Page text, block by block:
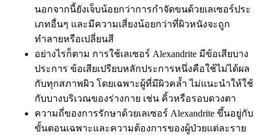
นอกจากนี้ยังเจ็บน้อยกว่าการกำจัดขนด้วยเลเซอร์ประ
เภทอื่นๆ และมีความเสี่ยงน้อยกว่าที่ผิวหนังจะถูก
ทำลายหรือเปลี่ยนสี
อย่างไรก็ตาม การใช้เลเซอร์ Alexandrite มีข้อเสียบาง
ประการ ข้อเสียเปรียบหลักประการหนึ่งคือใช้ไม่ได้ผล
กับทุกสภาพผิว โดยเฉพาะผู้ที่มีผิวคล้ำ ไม่แนะนำให้ใช้
กับบางบริเวณของร่างกาย เช่น คิ้วหรือรอบดวงตา
ความถี่ของการรักษาด้วยเลเซอร์ Alexandrite ขึ้นอยู่กับ
ขั้นตอนเฉพาะและความต้องการของผู้ป่วยแต่ละราย